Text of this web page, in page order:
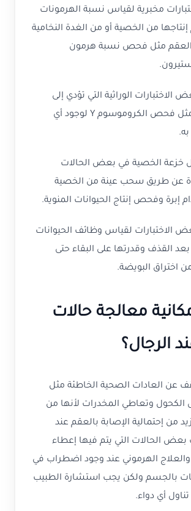
مخبرية لقياس نسبة الهرمونات
من الخصية أو من الغدة النخامية
مثل فحص نسبة هرمون
الوراثية التي تؤدي إلى
العقم مثل فحص الكروموسوم Y لوجود أي
الخصية في بعض الحالات
عن طريق سحب عينة من الخصية
إبرة وفحص إنتاج الحيوانات المنوية.
لقياس وظائف الحيوانات
القذف وقدرتها على البقاء حتى
اختراق البويضة.
معالجة حالات
الرجال؟
عن العادات الصحية الخاطئة مثل
الكحول وتعاطي المخدرات لأنها من
من إحتمالية الإصابة بالعقم عند
الحالات التي يتم فيها إعطاء
الهرموني عند وجود اضطراب في
بالجسم ولكن يجب استشارة الطبيب
أي دواء.